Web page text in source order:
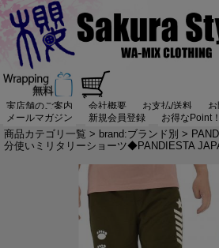
実店舗のご案内 会社概要 お支払/送料
メールマガジン
新規会員登録 お得なPoint！
商品カテゴリ一覧 > brand:ブランド別 >
分使いミリタリーショーツ◆PANDIESTA